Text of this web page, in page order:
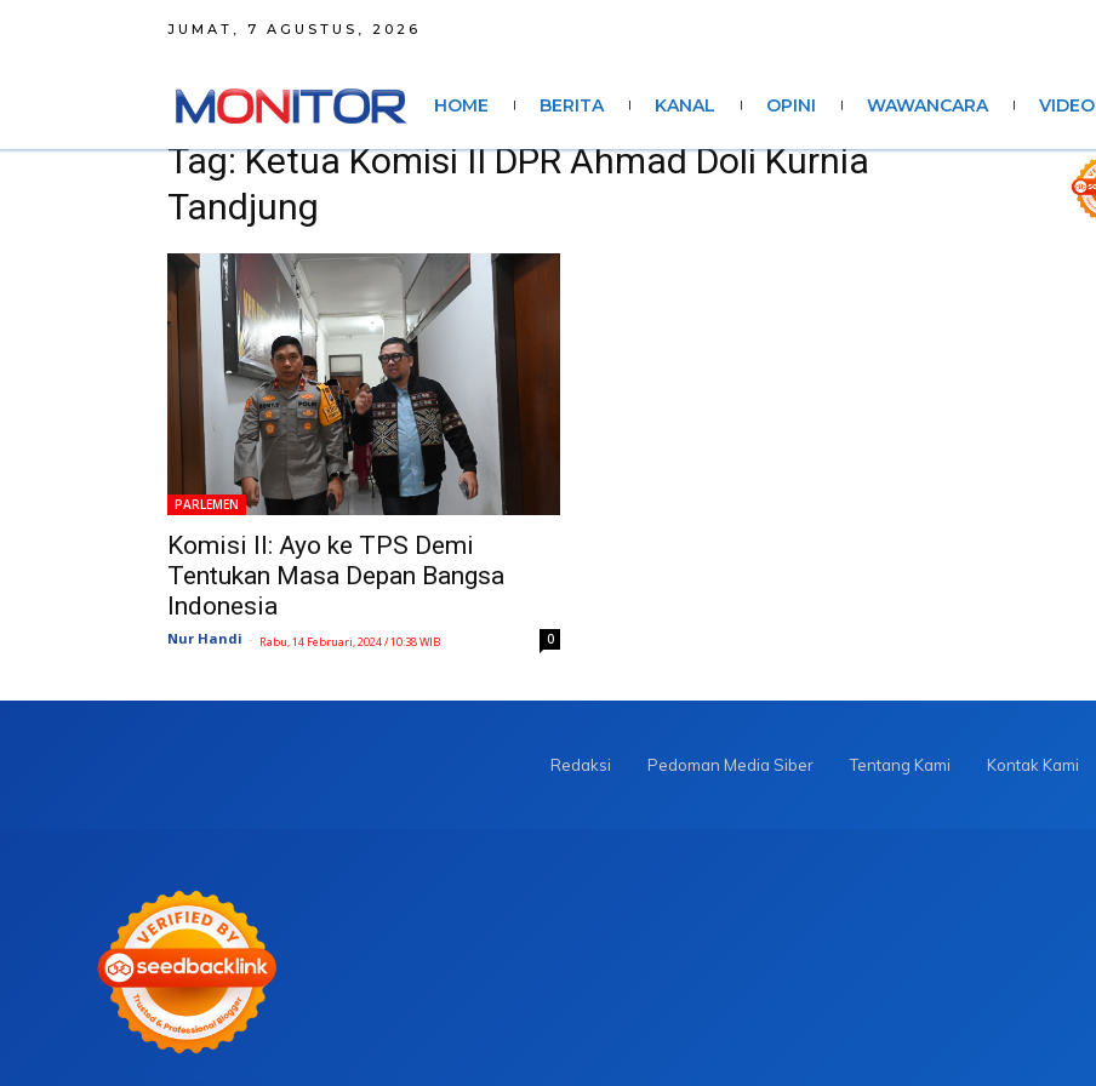
JUMAT, 7 AGUSTUS, 2026
HOME BERITA KANAL OPINI WAWANCARA VIDEO
Tag: Ketua Komisi II DPR Ahmad Doli Kurnia
Tandjung
PARLEMEN
Komisi II: Ayo ke TPS Demi
Tentukan Masa Depan Bangsa
Indonesia
Nur Handi - Rabu, 14 Februari, 2024 / 10:38 WIB 0
Redaksi Pedoman Media Siber Tentang Kami Kontak Kami